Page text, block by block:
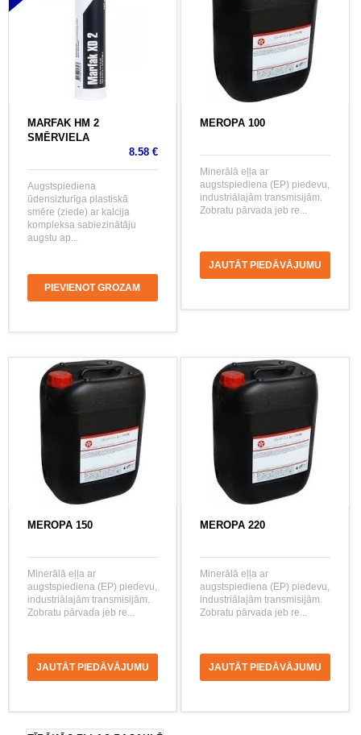
MARFAK HM 2
SMĒRVIELA
8.58 €
Augstspiediena
ūdensizturīga plastiskā
smēre (ziede) ar kalcija
kompleksa sabiezinātāju
augstu ap...
PIEVIENOT GROZAM
MEROPA 100
Minerālā eļļa ar
augstspiediena (EP) piedevu,
industriālajām transmisijām.
Zobratu pārvada jeb re...
JAUTĀT PIEDĀVĀJUMU
MEROPA 150
Minerālā eļļa ar
augstspiediena (EP) piedevu,
industriālajām transmisijām.
Zobratu pārvada jeb re...
JAUTĀT PIEDĀVĀJUMU
MEROPA 220
Minerālā eļļa ar
augstspiediena (EP) piedevu,
industriālajām transmisijām.
Zobratu pārvada jeb re...
JAUTĀT PIEDĀVĀJUMU